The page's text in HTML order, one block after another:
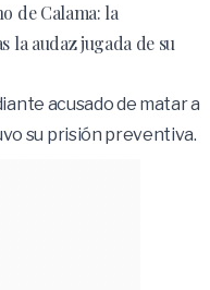
de Calama: la
la audaz jugada de su
acusado de matar a
su prisión preventiva.